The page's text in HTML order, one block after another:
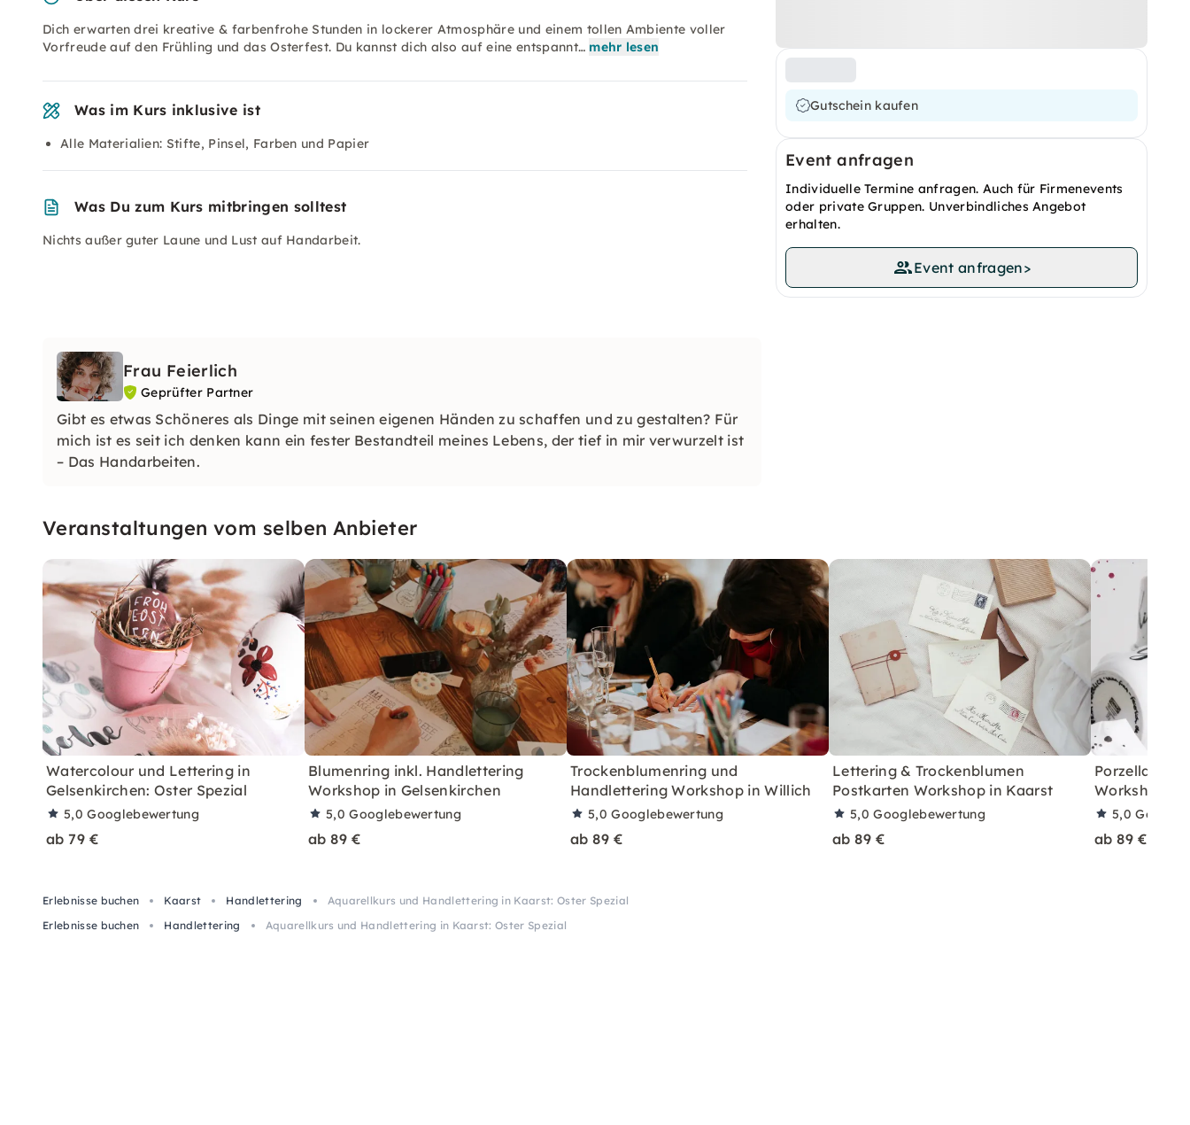
Gutschein kaufen
Event anfragen
Individuelle Termine anfragen. Auch für Firmenevents
oder private Gruppen. Unverbindliches Angebot
erhalten.
Event anfragen>
Dich erwarten drei kreative & farbenfrohe Stunden in lockerer Atmosphäre und einem tollen Ambiente voller
Vorfreude auf den Frühling und das Osterfest. Du kannst dich also auf eine entspannt… mehr lesen
Was im Kurs inklusive ist
Alle Materialien: Stifte, Pinsel, Farben und Papier
Was Du zum Kurs mitbringen solltest
Nichts außer guter Laune und Lust auf Handarbeit.
Frau Feierlich
Geprüfter Partner
Gibt es etwas Schöneres als Dinge mit seinen eigenen Händen zu schaffen und zu gestalten? Für
mich ist es seit ich denken kann ein fester Bestandteil meines Lebens, der tief in mir verwurzelt ist
– Das Handarbeiten.
Veranstaltungen vom selben Anbieter
Watercolour und Lettering in
Gelsenkirchen: Oster Spezial
5,0Googlebewertung
ab 79 €
Blumenring inkl. Handlettering
Workshop in Gelsenkirchen
5,0Googlebewertung
ab 89 €
Trockenblumenring und
Handlettering Workshop in Willich
5,0Googlebewertung
ab 89 €
Lettering & Trockenblumen
Postkarten Workshop in Kaarst
5,0Googlebewertung
ab 89 €
Porzellan
Workshop
5,0
ab 89 €
Erlebnisse buchen Kaarst Handlettering
Aquarellkurs und Handlettering in Kaarst: Oster Spezial
Erlebnisse buchen
Handlettering Aquarellkurs und Handlettering in Kaarst: Oster Spezial